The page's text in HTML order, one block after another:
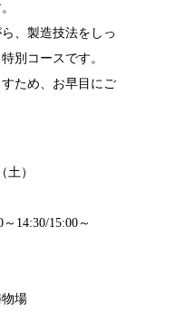
、製造技法をしっ
別コースです。
ため、お早目にご
土）
14:30/15:00～
場